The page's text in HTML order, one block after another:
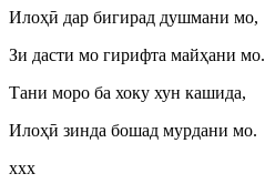
Илоҳӣ дар бигирад душмани мо,
Зи дасти мо гирифта майҳани мо.
Тани моро ба хоку хун кашида,
Илоҳӣ зинда бошад мурдани мо.
ххх